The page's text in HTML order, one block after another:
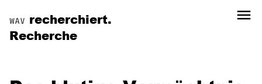
WAV recherchiert. menu
Recherche